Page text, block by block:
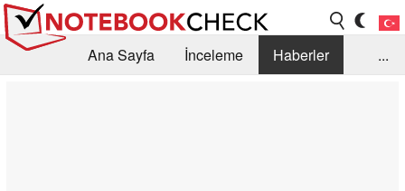
Ana Sayfa İnceleme
Haberler
...